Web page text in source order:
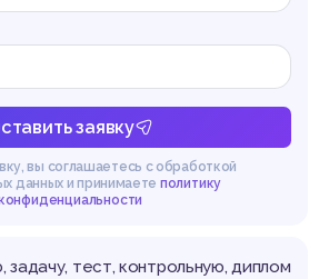
заявку
вы соглашаетесь с обработкой
данных и принимаете политику
задачу, тест, контрольную, диплом